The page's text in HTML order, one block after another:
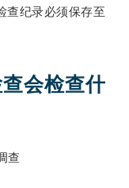
查纪录必须保存至
会检查什
查